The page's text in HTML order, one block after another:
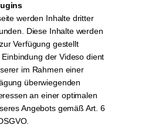
werden Inhalte dritter
Diese Inhalte werden
Verfügung gestellt
Einbindung der Videso dient
im Rahmen einer
überwiegenden
an einer optimalen
Angebots gemäß Art. 6